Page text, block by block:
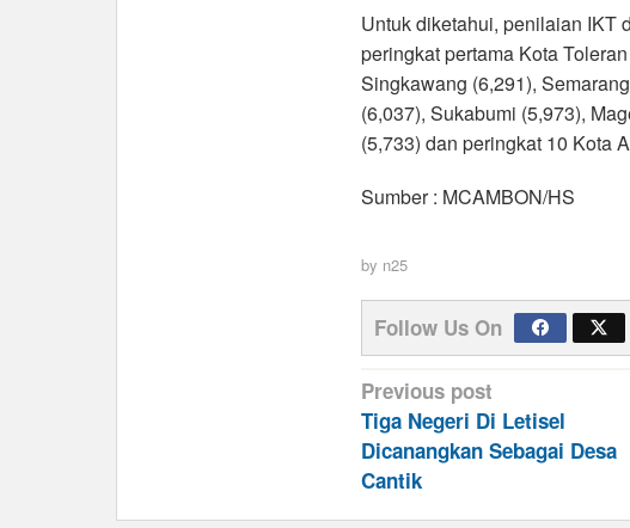
Untuk diketahui, penilaian IKT
peringkat pertama Kota
Singkawang (6,291),
(6,037), Sukabumi (5,973),
(5,733) dan peringkat 10 Kota
Sumber : MCAMBON/HS
by n25
Follow Us On
Post
navigation
Previous post
Tiga Negeri Di Letisel
Dicanangkan Sebagai Desa
Cantik